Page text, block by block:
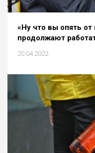
«Ну что вы опять от
продолжают
20.04.2022